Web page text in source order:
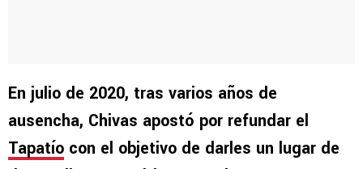
En julio de 2020, tras varios años de
ausencha, Chivas apostó por refundar el
Tapatío con el objetivo de darles un lugar de